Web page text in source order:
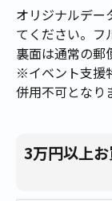
オリジナルデー
てください。フ
裏面は通常の郵
※イベント支援
併用不可となり
3万円以上